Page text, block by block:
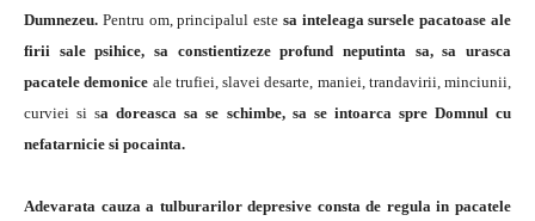
Dumnezeu. Pentru om, principalul este sa inteleaga sursele pacatoase ale
firii sale psihice, sa constientizeze profund neputinta sa, sa urasca
pacatele demonice ale trufiei, slavei desarte, maniei, trandavirii, minciunii,
curviei si sa doreasca sa se schimbe, sa se intoarca spre Domnul cu
nefatarnicie si pocainta.
Adevarata cauza a tulburarilor depresive consta de regula in pacatele